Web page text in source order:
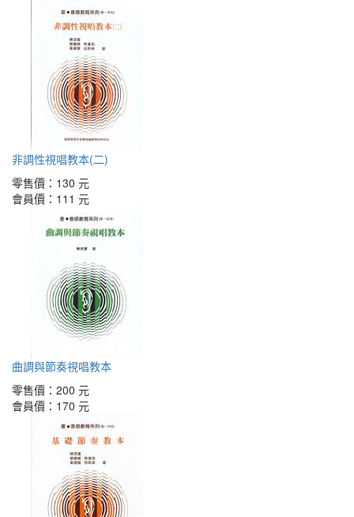
非調性視唱教本(二)
零售價： 130 元
會員價： 111 元
曲調與節奏視唱教本
零售價： 200 元
會員價： 170 元